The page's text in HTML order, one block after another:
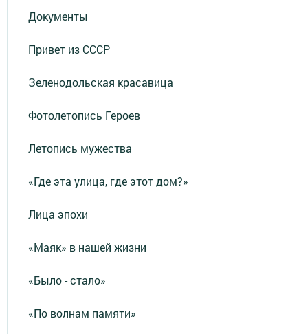
Документы
Привет из СССР
Зеленодольская красавица
Фотолетопись Героев
Летопись мужества
«Где эта улица, где этот дом?»
Лица эпохи
«Маяк» в нашей жизни
«Было - стало»
«По волнам памяти»